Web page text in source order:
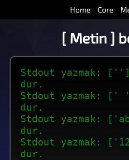
Home Core
[ Metin ]
Stdout yazmak:
dur.
Stdout yazmak: ['
dur.
Stdout yazmak:
dur.
Stdout yazmak:
dur.